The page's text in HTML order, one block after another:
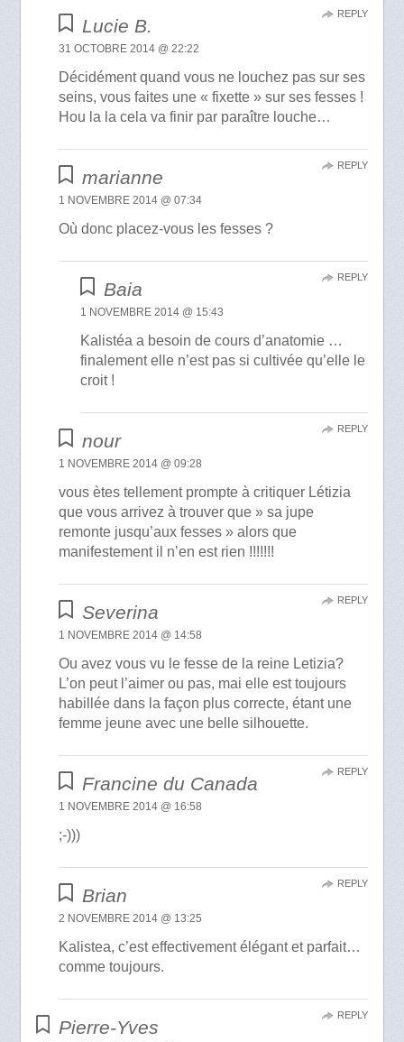
Lucie B.
31 OCTOBRE 2014 @ 22:22
Décidément quand vous ne louchez pas sur ses
seins, vous faites une « fixette » sur ses fesses !
Hou la la cela va finir par paraître louche…
REPLY
marianne
1 NOVEMBRE 2014 @ 07:34
Où donc placez-vous les fesses ?
REPLY
Baia
1 NOVEMBRE 2014 @ 15:43
Kalistéa a besoin de cours d’anatomie …
finalement elle n’est pas si cultivée qu’elle le
croit !
REPLY
nour
1 NOVEMBRE 2014 @ 09:28
vous ètes tellement prompte à critiquer Létizia
que vous arrivez à trouver que » sa jupe
remonte jusqu’aux fesses » alors que
manifestement il n’en est rien !!!!!!!
REPLY
Severina
1 NOVEMBRE 2014 @ 14:58
Ou avez vous vu le fesse de la reine Letizia?
L’on peut l’aimer ou pas, mai elle est toujours
habillée dans la façon plus correcte, étant une
femme jeune avec une belle silhouette.
REPLY
Francine du Canada
1 NOVEMBRE 2014 @ 16:58
;-)))
REPLY
Brian
2 NOVEMBRE 2014 @ 13:25
Kalistea, c’est effectivement élégant et parfait…
comme toujours.
REPLY
Pierre-Yves
REPLY